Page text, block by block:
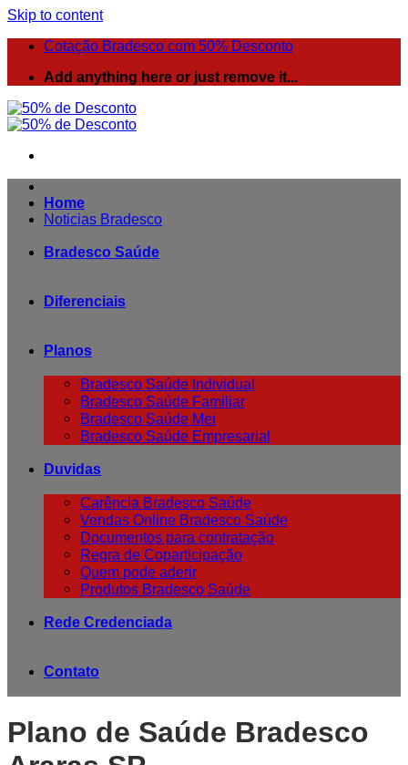
Skip to content
Cotação Bradesco com 50% Desconto
Add anything here or just remove it...
Noticias Bradesco
Home
Bradesco Saúde
Diferenciais
Planos
Bradesco Saúde Individual
Bradesco Saúde Familiar
Bradesco Saúde Mei
Bradesco Saúde Empresarial
Duvidas
Carência Bradesco Saúde
Vendas Online Bradesco Saúde
Documentos para contratação
Regra de Coparticipação
Quem pode aderir
Produtos Bradesco Saúde
Rede Credenciada
Contato
Plano de Saúde Bradesco